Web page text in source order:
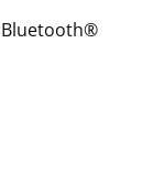
Bluetooth®